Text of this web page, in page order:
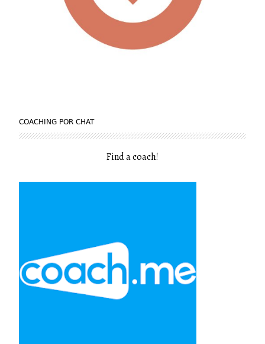
COACHING POR CHAT
Find a coach!